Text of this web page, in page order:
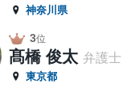
神奈川県
3位
髙橋 俊太 弁護士
東京都